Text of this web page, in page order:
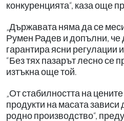
конкуренцията“, каза още
„Държавата няма да се
Румен Радев и допълни,
гарантира ясни регулации
“Без тях пазарът лесно се
изтъкна още той.
„От стабилността на
продукти на масата
родно производство“,